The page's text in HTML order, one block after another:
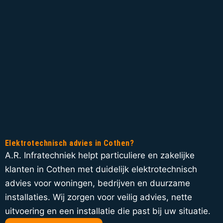
Elektrotechnisch advies in Cothen?
A.R. Infratechniek helpt particuliere en zakelijke
klanten in Cothen met duidelijk elektrotechnisch
advies voor woningen, bedrijven en duurzame
installaties. Wij zorgen voor veilig advies, nette
uitvoering en een installatie die past bij uw situatie.